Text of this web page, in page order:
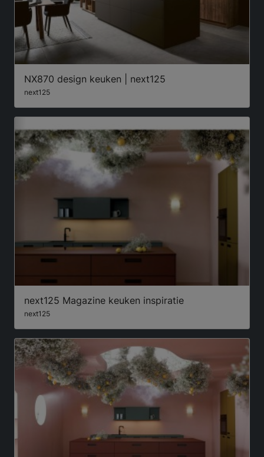
NX870 design keuken | next125
next125
next125 Magazine keuken inspiratie
next125